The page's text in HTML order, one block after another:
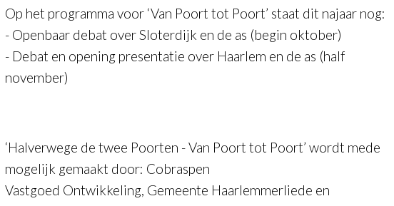
Op het programma voor ‘Van Poort tot Poort’ staat dit najaar nog:
- Openbaar debat over Sloterdijk en de as (begin oktober)
- Debat en opening presentatie over Haarlem en de as (half
november)
‘Halverwege de twee Poorten - Van Poort tot Poort’ wordt mede
mogelijk gemaakt door: Cobraspen
Vastgoed Ontwikkeling, Gemeente Haarlemmerliede en